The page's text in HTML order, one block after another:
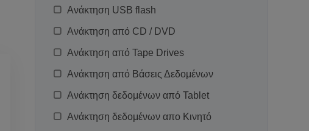
Ανάκτηση USB flash
Ανάκτηση από CD / DVD
Ανάκτηση από Tape Drives
Ανάκτηση από Βάσεις Δεδομένων
Ανάκτηση δεδομένων από Tablet
Ανάκτηση δεδομένων απο Κινητό